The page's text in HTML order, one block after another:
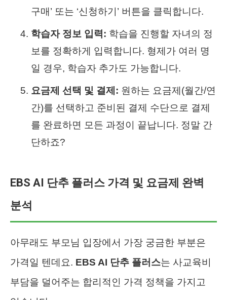
구매’ 또는 ‘신청하기’ 버튼을 클릭합니다.
학습자 정보 입력: 학습을 진행할 자녀의 정
보를 정확하게 입력합니다. 형제가 여러 명
일 경우, 학습자 추가도 가능합니다.
요금제 선택 및 결제: 원하는 요금제(월간/연
간)를 선택하고 준비된 결제 수단으로 결제
를 완료하면 모든 과정이 끝납니다. 정말 간
단하죠?
EBS AI 단추 플러스 가격 및 요금제 완벽
분석
아무래도 부모님 입장에서 가장 궁금한 부분은
가격일 텐데요. EBS AI 단추 플러스는 사교육비
부담을 덜어주는 합리적인 가격 정책을 가지고